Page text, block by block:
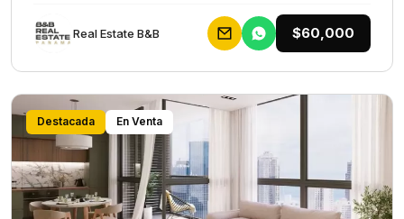
Rеаl Еstаtе В&В $60,000
Destacada En Venta